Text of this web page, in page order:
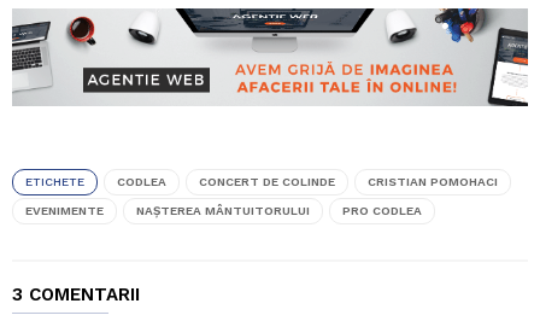
ETICHETE CODLEA CONCERT DE COLINDE CRISTIAN POMOHACI
EVENIMENTE NAŞTEREA MÂNTUITORULUI PRO CODLEA
3 COMENTARII